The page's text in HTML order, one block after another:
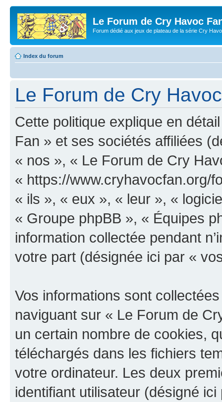
Le Forum de Cry Havoc
Forum dédié aux jeux de plateau de la série Cry
Index du forum
Le Forum de Cry
Cette politique explique en
Fan » et ses sociétés affiliées
« nos », « Le Forum de Cry
« https://www.cryhavocfan.org/
« ils », « eux », « leur », «
« Groupe phpBB », « Équipes
information collectée pendant
votre part (désignée ici par «
Vos informations sont
naviguant sur « Le Forum de
un certain nombre de cookies,
téléchargés dans les fichiers
votre ordinateur. Les deux
identifiant utilisateur (désigné